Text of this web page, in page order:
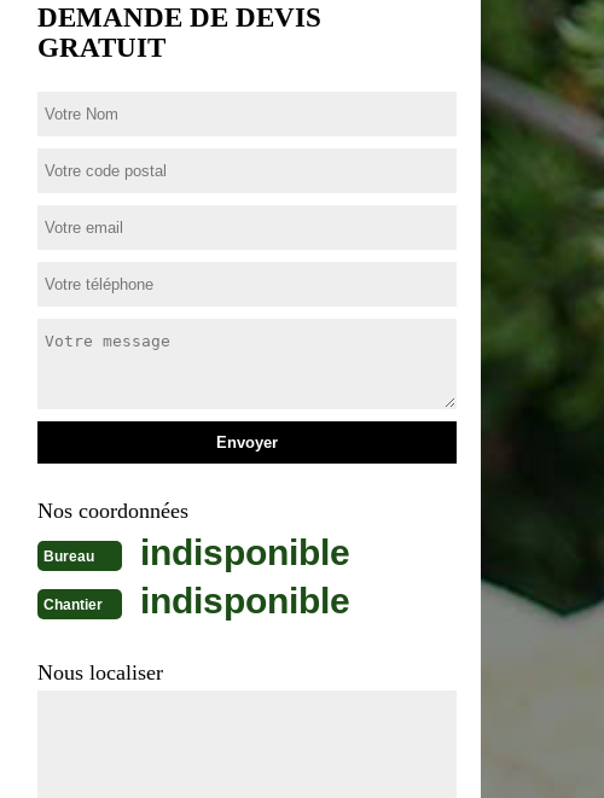
DEMANDE DE DEVIS
GRATUIT
Nos coordonnées
Bureau indisponible
Chantier indisponible
Nous localiser